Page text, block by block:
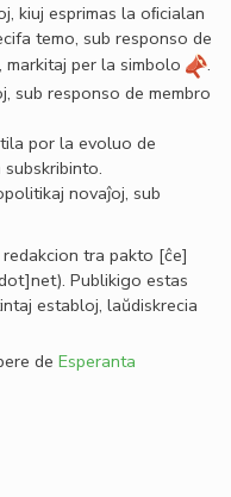
kiuj esprimas la oﬁcialan
temo, sub responso de
per la simbolo
.
sub responso de membro
por la evoluo de
novaĵoj, sub
tra pakto [ĉe]
. Publikigo estas
establoj, laŭdiskrecia
de Esperanta